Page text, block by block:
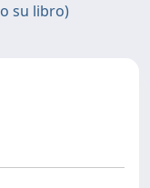
su libro)